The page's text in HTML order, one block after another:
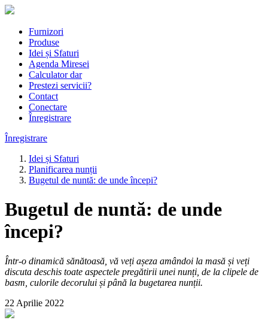
Furnizori
Produse
Idei și Sfaturi
Agenda Miresei
Calculator dar
Prestezi servicii?
Contact
Conectare
Înregistrare
Înregistrare
Idei și Sfaturi
Planificarea nunții
Bugetul de nuntă: de unde începi?
Bugetul de nuntă: de unde
începi?
Într-o dinamică sănătoasă, vă veți așeza amândoi la masă și veți
discuta deschis toate aspectele pregătirii unei nunți, de la clipele de
basm, culorile decorului și până la bugetarea nunții.
22 Aprilie 2022